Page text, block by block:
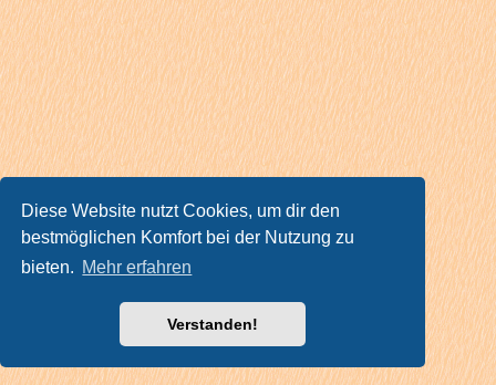
Diese Website nutzt Cookies, um dir den
bestmöglichen Komfort bei der Nutzung zu
bieten. Mehr erfahren
Verstanden!